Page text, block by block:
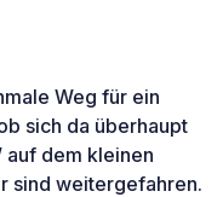
Weg für ein
sich da überhaupt
auf dem kleinen
sind weitergefahren.